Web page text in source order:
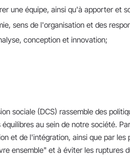
une équipe, ainsi qu'à apporter et
sens de l'organisation et des
conception et innovation;
sociale (DCS) rassemble des
au sein de notre société.
et de l'intégration, ainsi que par
ensemble" et à éviter les ruptures